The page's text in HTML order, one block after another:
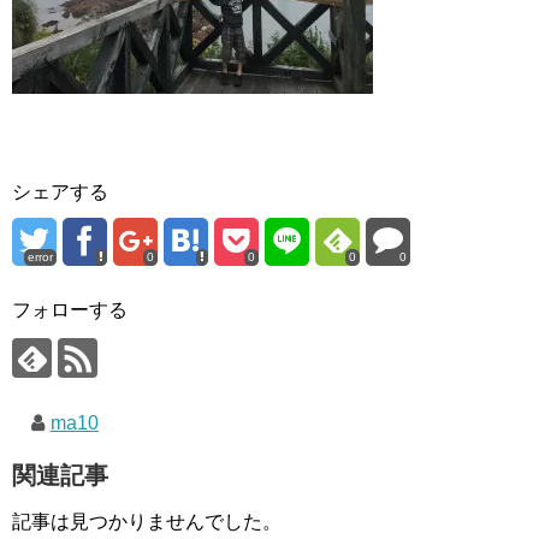
シェアする
error 0 0 0 0
フォローする
ma10
関連記事
記事は見つかりませんでした。